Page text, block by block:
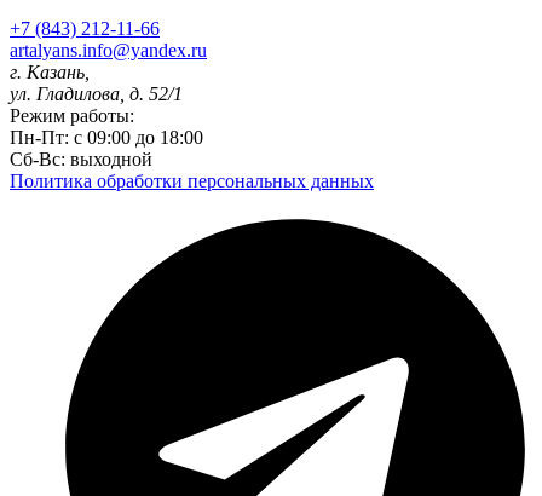
+7 (843) 212-11-66
artalyans.info@yandex.ru
г. Казань,
ул. Гладилова, д. 52/1
Режим работы:
Пн-Пт: с 09:00 до 18:00
Сб-Вс: выходной
Политика обработки персональных данных